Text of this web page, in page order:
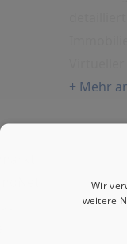
+ Mehr
Wir
weitere